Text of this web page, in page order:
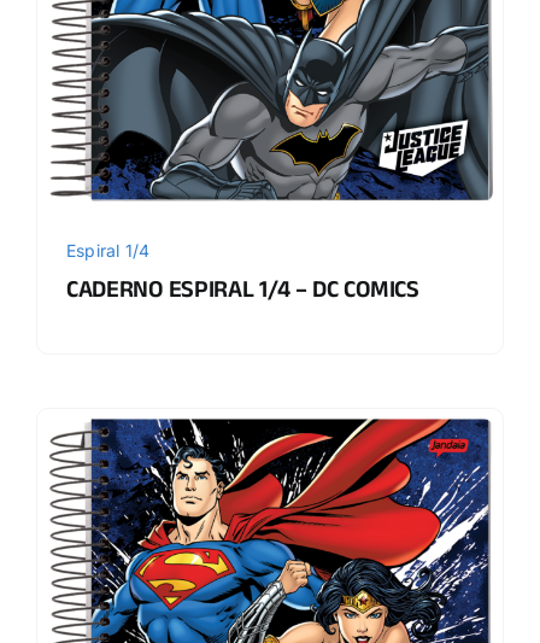
Espiral 1/4
CADERNO ESPIRAL 1/4 – DC COMICS